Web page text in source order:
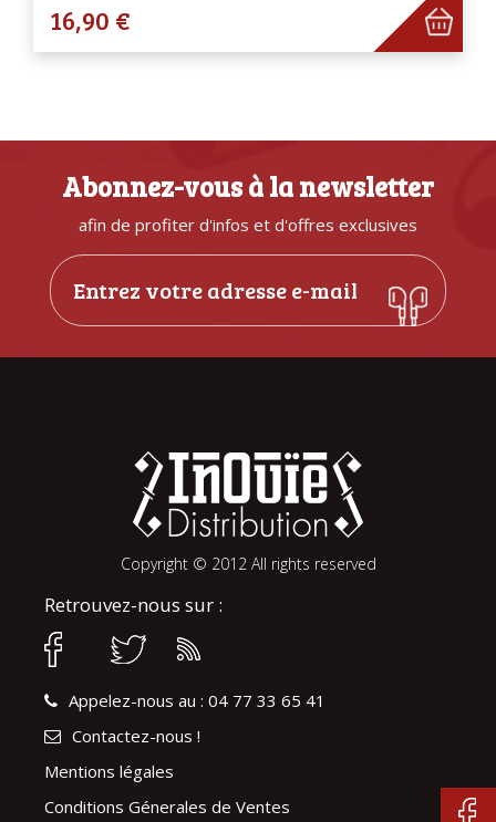
16,90 €
Abonnez-vous à la newsletter
afin de profiter d'infos et d'offres exclusives
Copyright © 2012 All rights reserved
Retrouvez-nous sur :
Appelez-nous au : 04 77 33 65 41
Contactez-nous !
Mentions légales
Conditions Génerales de Ventes